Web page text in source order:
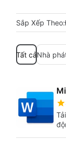
Sắp Xếp Theo:
Tất cảNhà